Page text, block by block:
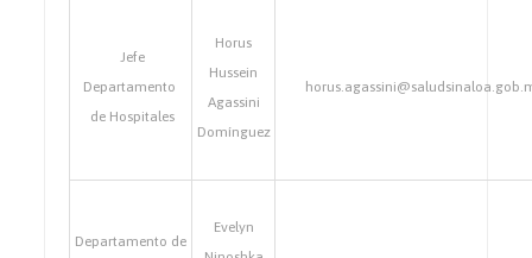
Jefe
Departamento
de Hospitales
Horus
Hussein
Agassini
Domínguez
Departamento de
Evelyn